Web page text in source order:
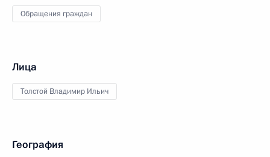
Обращения граждан
Лица
Толстой Владимир Ильич
География